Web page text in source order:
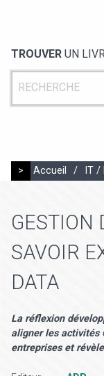
TROUVER UN
> Accueil / IT /
GESTION
SAVOIR
DATA
La réflexion
aligner les activités
entreprises et